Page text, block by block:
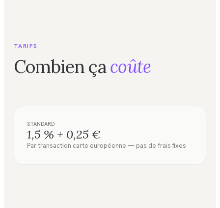
TARIFS
Combien çacoûte
STANDARD
1,5 % + 0,25 €
Par transaction carte européenne — pas de frais fixes